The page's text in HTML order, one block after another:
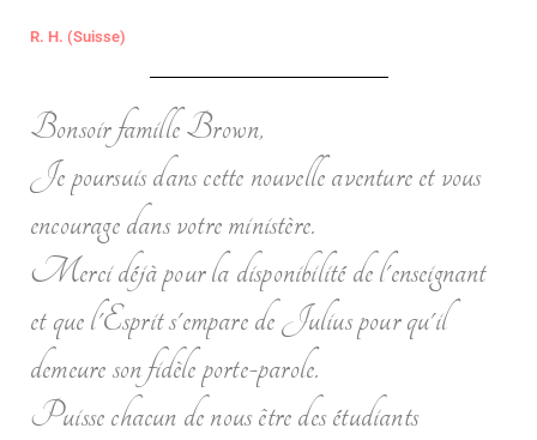
R. H. (Suisse)
Bonsoir famille Brown,
Je poursuis dans cette nouvelle aventure et vous
encourage dans votre ministère.
Merci déjà pour la disponibilité de l'enseignant
et que l'Esprit s'empare de Julius pour qu'il
demeure son fidèle porte-parole.
Puisse chacun de nous être des étudiants